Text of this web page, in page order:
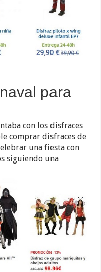
para
con los disfraces
comprar disfraces de
una fiesta con
siguiendo una